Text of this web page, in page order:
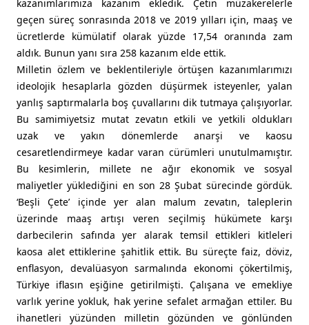
kazanımlarımıza kazanım ekledik. Çetin müzakerelerle
geçen süreç sonrasında 2018 ve 2019 yılları için, maaş ve
ücretlerde kümülatif olarak yüzde 17,54 oranında zam
aldık. Bunun yanı sıra 258 kazanım elde ettik.
Milletin özlem ve beklentileriyle örtüşen kazanımlarımızı
ideolojik hesaplarla gözden düşürmek isteyenler, yalan
yanlış saptırmalarla boş çuvallarını dik tutmaya çalışıyorlar.
Bu samimiyetsiz mutat zevatın etkili ve yetkili oldukları
uzak ve yakın dönemlerde anarşi ve kaosu
cesaretlendirmeye kadar varan cürümleri unutulmamıştır.
Bu kesimlerin, millete ne ağır ekonomik ve sosyal
maliyetler yüklediğini en son 28 Şubat sürecinde gördük.
‘Beşli Çete’ içinde yer alan malum zevatın, taleplerin
üzerinde maaş artışı veren seçilmiş hükümete karşı
darbecilerin safında yer alarak temsil ettikleri kitleleri
kaosa alet ettiklerine şahitlik ettik. Bu süreçte faiz, döviz,
enflasyon, devalüasyon sarmalında ekonomi çökertilmiş,
Türkiye iflasın eşiğine getirilmişti. Çalışana ve emekliye
varlık yerine yokluk, hak yerine sefalet armağan ettiler. Bu
ihanetleri yüzünden milletin gözünden ve gönlünden